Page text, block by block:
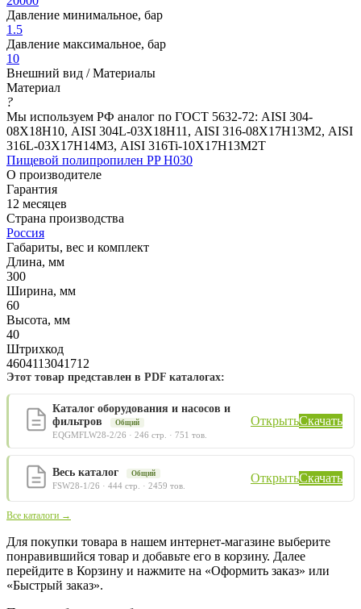
Давление минимальное, бар
1.5
Давление максимальное, бар
10
Внешний вид / Материалы
Материал
?
Мы используем РФ аналог по ГОСТ 5632-72: AISI 304-
08Х18Н10, AISI 304L-03Х18Н11, AISI 316-08Х17Н13М2, AISI
316L-03Х17Н14М3, AISI 316Ti-10Х17Н13М2Т
Пищевой полипропилен PP H030
О производителе
Гарантия
12 месяцев
Страна производства
Россия
Габариты, вес и комплект
Длина, мм
300
Ширина, мм
60
Высота, мм
40
Штрихкод
4604113041712
Этот товар представлен в PDF каталогах:
Каталог оборудования и насосов и
фильтров
Общий
EQGMFLW28-2/26 · 246 стр. · 751 тов.
ОткрытьСкачать
Весь каталог Общий
FSW28-1/26 · 444 стр. · 2459 тов.
ОткрытьСкачать
Все каталоги →
Для покупки товара в нашем интернет-магазине выберите
понравившийся товар и добавьте его в корзину. Далее
перейдите в Корзину и нажмите на «Оформить заказ» или
«Быстрый заказ».